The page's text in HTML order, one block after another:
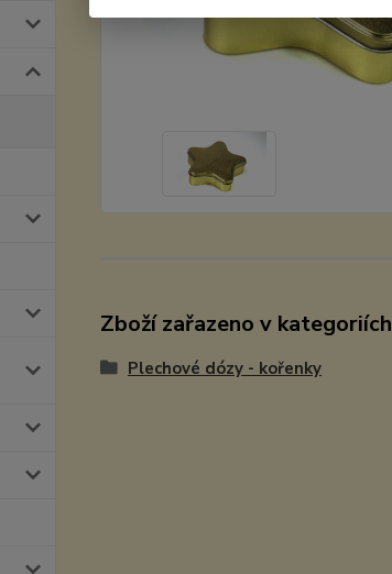
Zboží zařazeno v kategoriích
Plechové dózy - kořenky